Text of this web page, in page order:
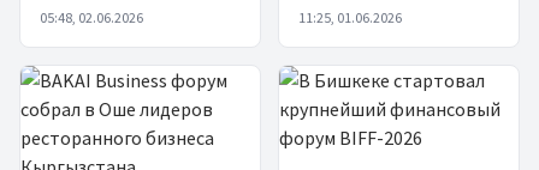
05:48, 02.06.2026 11:25, 01.06.2026